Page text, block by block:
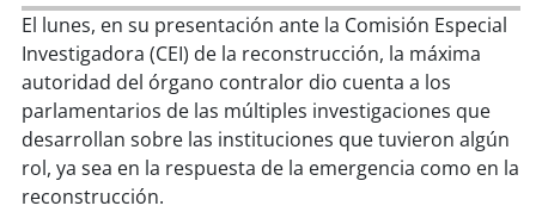
soysancarlos
soytalcahuano
soyconcepción
soycoronel
El lunes, en su presentación ante la Comisión Especial
Investigadora (CEI) de la reconstrucción, la máxima
autoridad del órgano contralor dio cuenta a los
parlamentarios de las múltiples investigaciones que
desarrollan sobre las instituciones que tuvieron algún
rol, ya sea en la respuesta de la emergencia como en la
reconstrucción.